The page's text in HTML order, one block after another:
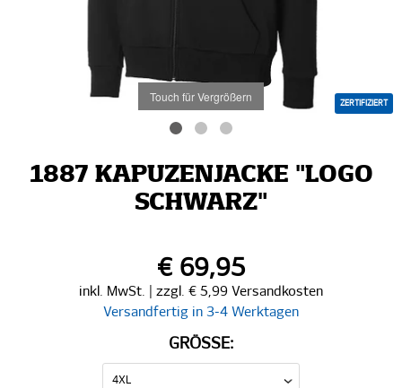
Touch für Vergrößern ZERTIFIZIERT
1887 KAPUZENJACKE "LOGO
SCHWARZ"
€ 69,95
inkl. MwSt. | zzgl. € 5,99 Versandkosten
Versandfertig in 3-4 Werktagen
GRÖSSE: